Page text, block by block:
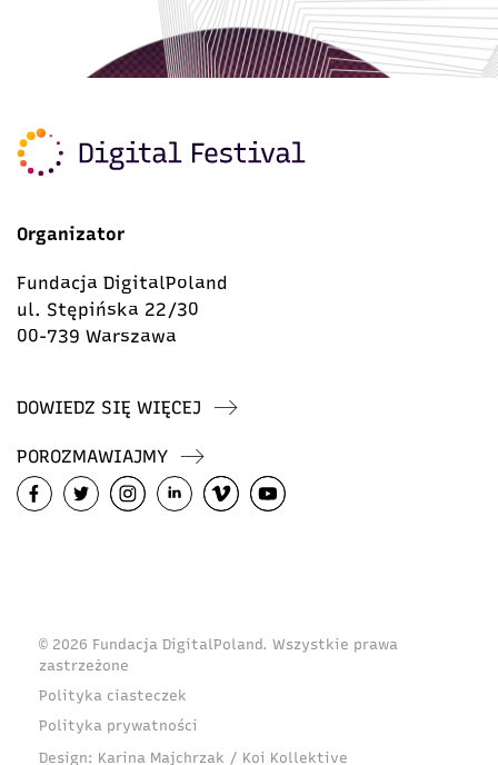
Organizator
Fundacja DigitalPoland
ul. Stępińska 22/30
00-739 Warszawa
DOWIEDZ SIĘ WIĘCEJ
POROZMAWIAJMY
© 2026 Fundacja DigitalPoland. Wszystkie prawa
zastrzeżone
Polityka ciasteczek
Polityka prywatności
Design: Karina Majchrzak / Koi Kollektive